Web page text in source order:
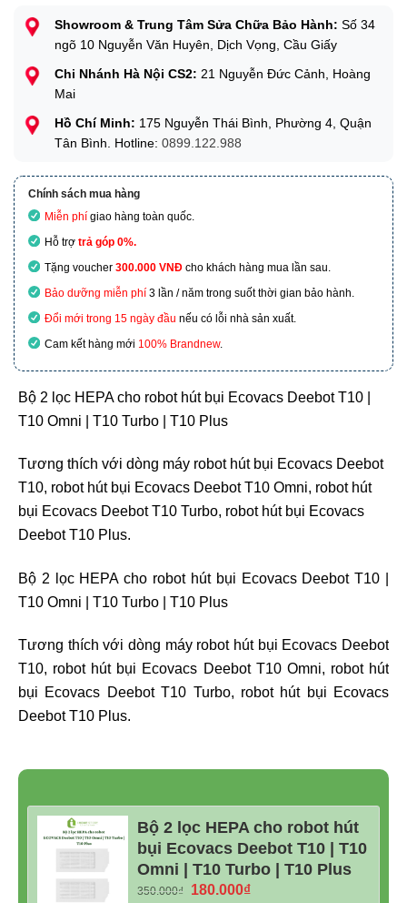
Showroom & Trung Tâm Sửa Chữa Bảo Hành: Số 34
ngõ 10 Nguyễn Văn Huyên, Dịch Vọng, Cầu Giấy
Chi Nhánh Hà Nội CS2: 21 Nguyễn Đức Cảnh, Hoàng
Mai
Hồ Chí Minh: 175 Nguyễn Thái Bình, Phường 4, Quận
Tân Bình. Hotline: 0899.122.988
Chính sách mua hàng
Miễn phí giao hàng toàn quốc.
Hỗ trợ trả góp 0%.
Tặng voucher 300.000 VNĐ cho khách hàng mua lần sau.
Bảo dưỡng miễn phí 3 lần / năm trong suốt thời gian bảo hành.
Đổi mới trong 15 ngày đầu nếu có lỗi nhà sản xuất.
Cam kết hàng mới 100% Brandnew.
Bộ 2 lọc HEPA cho robot hút bụi Ecovacs Deebot T10 |
T10 Omni | T10 Turbo | T10 Plus
Tương thích với dòng máy robot hút bụi Ecovacs Deebot
T10, robot hút bụi Ecovacs Deebot T10 Omni, robot hút
bụi Ecovacs Deebot T10 Turbo, robot hút bụi Ecovacs
Deebot T10 Plus.
Bộ 2 lọc HEPA cho robot hút bụi Ecovacs Deebot T10 |
T10 Omni | T10 Turbo | T10 Plus
Tương thích với dòng máy robot hút bụi Ecovacs Deebot
T10, robot hút bụi Ecovacs Deebot T10 Omni, robot hút
bụi Ecovacs Deebot T10 Turbo, robot hút bụi Ecovacs
Deebot T10 Plus.
Bộ 2 lọc HEPA cho robot hút
bụi Ecovacs Deebot T10 | T10
Omni | T10 Turbo | T10 Plus
350.000₫
Giá
180.000₫Giá